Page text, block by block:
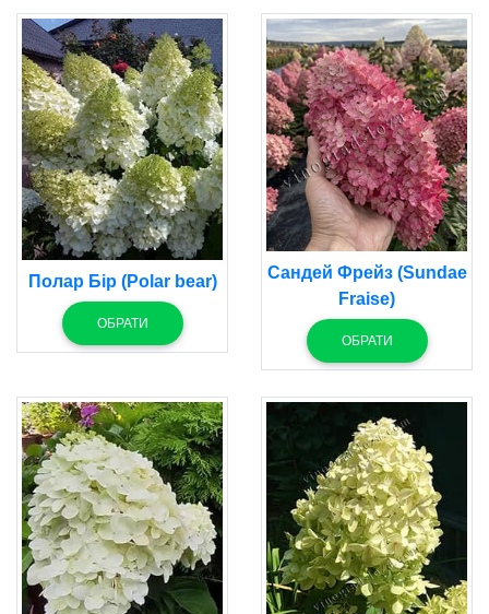
Полар Бір (Polar bear)
ОБРАТИ
Сандей Фрейз (Sundae
Fraise)
ОБРАТИ